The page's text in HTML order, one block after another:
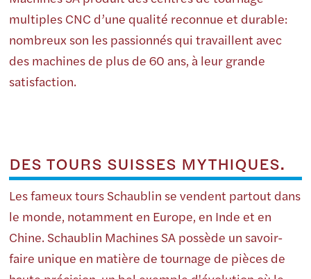
multiples CNC d’une qualité reconnue et durable:
nombreux son les passionnés qui travaillent avec
des machines de plus de 60 ans, à leur grande
satisfaction.
DES TOURS SUISSES MYTHIQUES.
Les fameux tours Schaublin se vendent partout dans
le monde, notamment en Europe, en Inde et en
Chine. Schaublin Machines SA possède un savoir-
faire unique en matière de tournage de pièces de